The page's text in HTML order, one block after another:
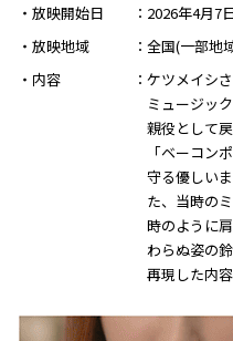
・放映開始日
2026年4月7
・放映地域
全国(一部地
・内容
ケツメイシ
ミュージッ
親役として
「ベーコン
守る優しい
た、当時の
時のように
わらぬ姿の
再現した内